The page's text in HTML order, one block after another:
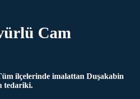
Cam
ilçelerinde imalattan Duşakabin
tedariki.